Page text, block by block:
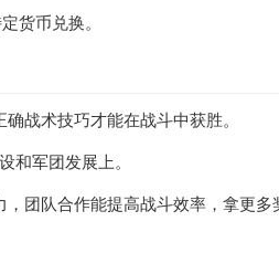
货币兑换。
战术技巧才能在战斗中获胜。
和军团发展上。
团队合作能提高战斗效率，拿更多